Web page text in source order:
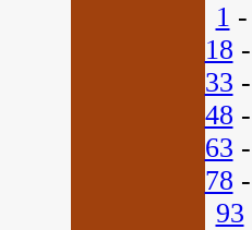
1 -
18 -
33 -
48 -
63 -
78 -
93